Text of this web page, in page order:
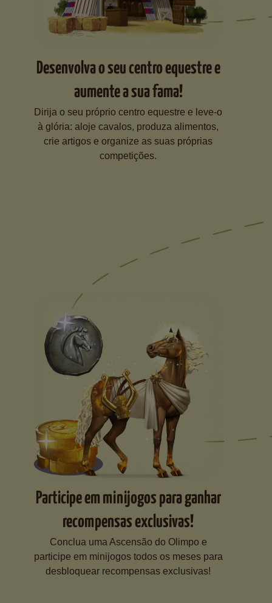
Desenvolva o seu centro equestre e
aumente a sua fama!
Dirija o seu próprio centro equestre e leve-o
à glória: aloje cavalos, produza alimentos,
crie artigos e organize as suas próprias
competições.
Participe em minijogos para ganhar
recompensas exclusivas!
Conclua uma Ascensão do Olimpo e
participe em minijogos todos os meses para
desbloquear recompensas exclusivas!